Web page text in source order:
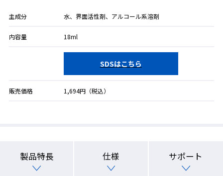
主成分 水、界面活性剤、アルコール系溶剤
内容量 18ml
SDSはこちら
販売価格 1,694円（税込）
製品特長 仕様 サポート